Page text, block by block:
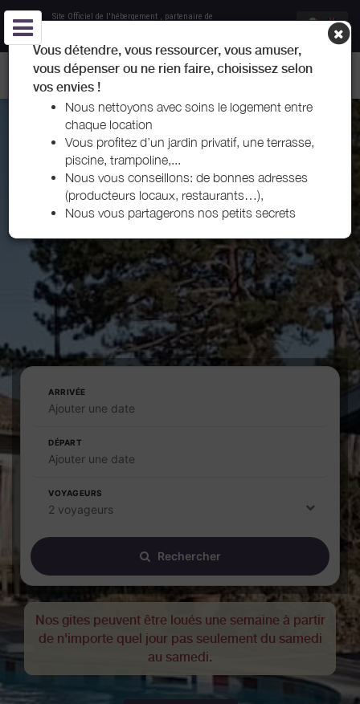
Site Officiel de l'hébergement , partenaire de
LES GITES SALIX - PONDAURAT - ENTRE-DEUX-MERS
Vous détendre, vous ressourcer, vous amuser,
vous dépenser ou ne rien faire, choisissez selon
vos envies !
Nous nettoyons avec soins le logement entre
chaque location
Vous profitez d’un jardin privatif, une terrasse,
piscine, trampoline,...
Nous vous conseillons: de bonnes adresses
(producteurs locaux, restaurants…),
Nous vous partagerons nos petits secrets
ARRIVÉE
Ajouter une date
DÉPART
Ajouter une date
VOYAGEURS
2 voyageurs
Rechercher
Nos gites peuvent être loués une semaine à partir
de n'importe quel jour pas seulement du samedi
au samedi.